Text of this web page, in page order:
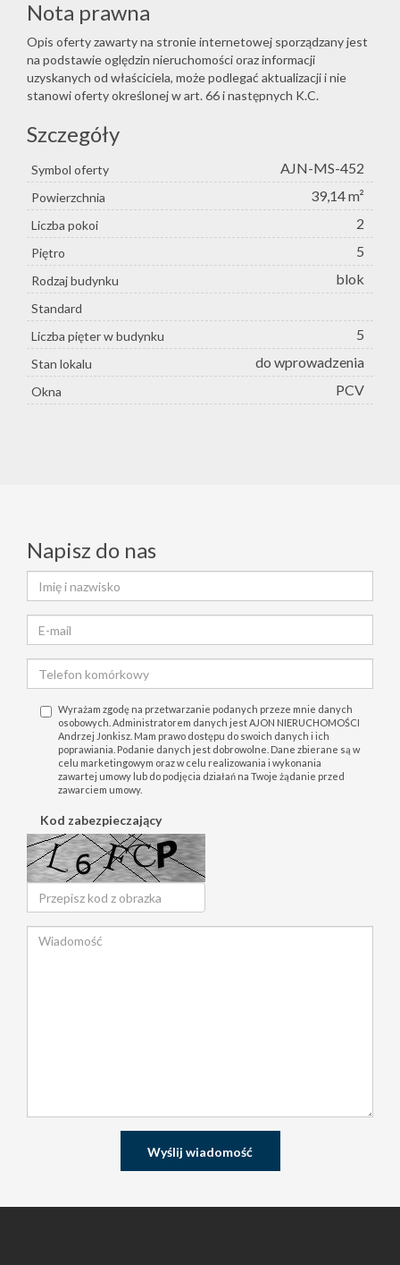
Nota prawna
Opis oferty zawarty na stronie internetowej sporządzany jest
na podstawie oględzin nieruchomości oraz informacji
uzyskanych od właściciela, może podlegać aktualizacji i nie
stanowi oferty określonej w art. 66 i następnych K.C.
Szczegóły
Symbol oferty AJN-MS-452
Powierzchnia 39,14 m²
Liczba pokoi 2
Piętro 5
Rodzaj budynku blok
Standard
Liczba pięter w budynku
5
Stan lokalu do wprowadzenia
Okna PCV
Napisz do nas
Wyrażam zgodę na przetwarzanie podanych przeze mnie danych
osobowych. Administratorem danych jest AJON NIERUCHOMOŚCI
Andrzej Jonkisz. Mam prawo dostępu do swoich danych i ich
poprawiania. Podanie danych jest dobrowolne. Dane zbierane są w
celu marketingowym oraz w celu realizowania i wykonania
zawartej umowy lub do podjęcia działań na Twoje żądanie przed
zawarciem umowy.
Kod zabezpieczający